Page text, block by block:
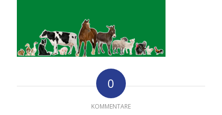
0
KOMMENTARE